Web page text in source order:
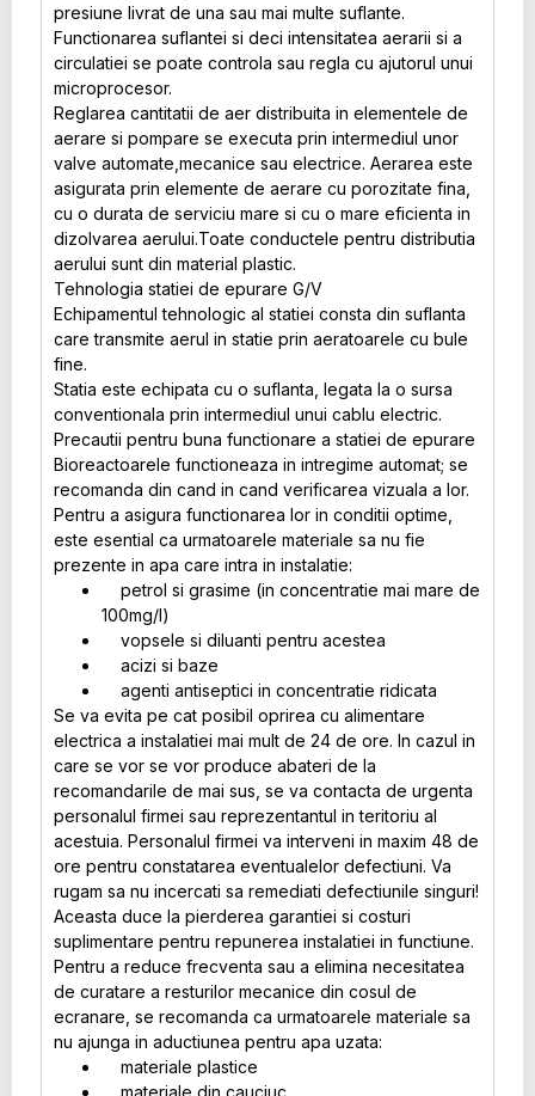
presiune livrat de una sau mai multe suflante.
Functionarea suflantei si deci intensitatea aerarii si a
circulatiei se poate controla sau regla cu ajutorul unui
microprocesor.
Reglarea cantitatii de aer distribuita in elementele de
aerare si pompare se executa prin intermediul unor
valve automate,mecanice sau electrice. Aerarea este
asigurata prin elemente de aerare cu porozitate fina,
cu o durata de serviciu mare si cu o mare eficienta in
dizolvarea aerului.Toate conductele pentru distributia
aerului sunt din material plastic.
Tehnologia statiei de epurare G/V
Echipamentul tehnologic al statiei consta din suflanta
care transmite aerul in statie prin aeratoarele cu bule
fine.
Statia este echipata cu o suflanta, legata la o sursa
conventionala prin intermediul unui cablu electric.
Precautii pentru buna functionare a statiei de epurare
Bioreactoarele functioneaza in intregime automat; se
recomanda din cand in cand verificarea vizuala a lor.
Pentru a asigura functionarea lor in conditii optime,
este esential ca urmatoarele materiale sa nu fie
prezente in apa care intra in instalatie:
petrol si grasime (in concentratie mai mare de
100mg/l)
vopsele si diluanti pentru acestea
acizi si baze
agenti antiseptici in concentratie ridicata
Se va evita pe cat posibil oprirea cu alimentare
electrica a instalatiei mai mult de 24 de ore. In cazul in
care se vor se vor produce abateri de la
recomandarile de mai sus, se va contacta de urgenta
personalul firmei sau reprezentantul in teritoriu al
acestuia. Personalul firmei va interveni in maxim 48 de
ore pentru constatarea eventualelor defectiuni. Va
rugam sa nu incercati sa remediati defectiunile singuri!
Aceasta duce la pierderea garantiei si costuri
suplimentare pentru repunerea instalatiei in functiune.
Pentru a reduce frecventa sau a elimina necesitatea
de curatare a resturilor mecanice din cosul de
ecranare, se recomanda ca urmatoarele materiale sa
nu ajunga in aductiunea pentru apa uzata:
materiale plastice
materiale din cauciuc